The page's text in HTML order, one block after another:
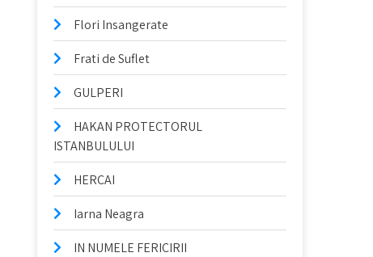
Flori Insangerate
Frati de Suflet
GULPERI
HAKAN PROTECTORUL
ISTANBULULUI
HERCAI
Iarna Neagra
IN NUMELE FERICIRII